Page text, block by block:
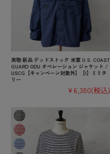
実物 新品 デッドストック 米軍 U.S. COAST
GUARD ODU オペレーション ジャケット /
USCG【キャンペーン対象外】【I】ミリタ
リー
¥6,380(税込)